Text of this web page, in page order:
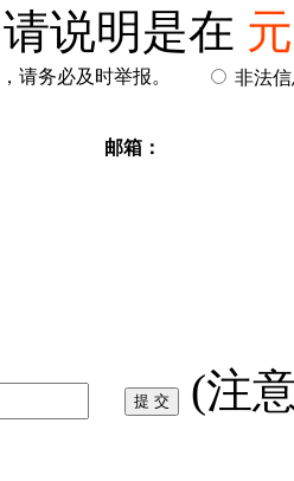
说明是在
请务必及时举报。
非法
邮箱：
(注